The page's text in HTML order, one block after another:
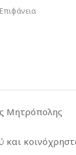
Επιφάνεια
Μητρόπολης
και